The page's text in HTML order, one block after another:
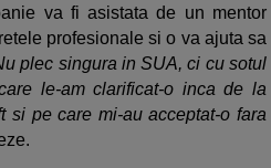
va fi asistata de un mentor
profesionale si o va ajuta sa
plec singura in SUA, ci cu sotul
le-am clarificat-o inca de la
si pe care mi-au acceptat-o fara